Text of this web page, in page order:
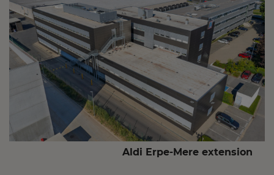
Aldi Erpe-Mere extension